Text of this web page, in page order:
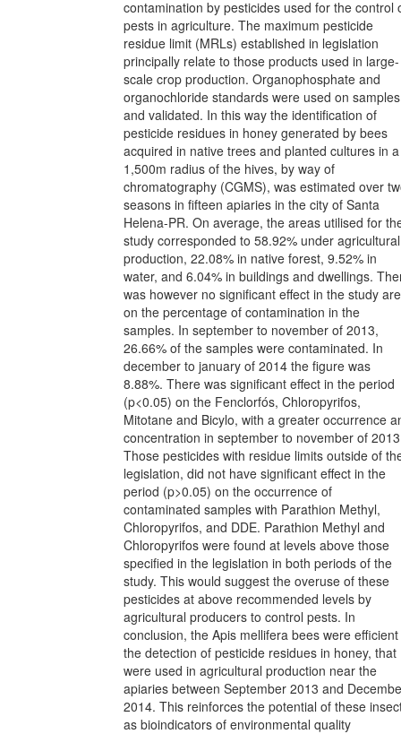
contamination by pesticides used for the control
pests in agriculture. The maximum pesticide
residue limit (MRLs) established in legislation
principally relate to those products used in large-
scale crop production. Organophosphate and
organochloride standards were used on samples
and validated. In this way the identification of
pesticide residues in honey generated by bees
acquired in native trees and planted cultures in a
1,500m radius of the hives, by way of
chromatography (CGMS), was estimated over
seasons in fifteen apiaries in the city of Santa
Helena-PR. On average, the areas utilised for
study corresponded to 58.92% under agricultural
production, 22.08% in native forest, 9.52% in
water, and 6.04% in buildings and dwellings.
was however no significant effect in the study
on the percentage of contamination in the
samples. In september to november of 2013,
26.66% of the samples were contaminated. In
december to january of 2014 the figure was
8.88%. There was significant effect in the period
(p<0.05) on the Fenclorfós, Chloropyrifos,
Mitotane and Bicylo, with a greater occurrence
concentration in september to november of
Those pesticides with residue limits outside of
legislation, did not have significant effect in the
period (p>0.05) on the occurrence of
contaminated samples with Parathion Methyl,
Chloropyrifos, and DDE. Parathion Methyl and
Chloropyrifos were found at levels above those
specified in the legislation in both periods of the
study. This would suggest the overuse of these
pesticides at above recommended levels by
agricultural producers to control pests. In
conclusion, the Apis mellifera bees were
the detection of pesticide residues in honey, that
were used in agricultural production near the
apiaries between September 2013 and
2014. This reinforces the potential of these
as bioindicators of environmental quality